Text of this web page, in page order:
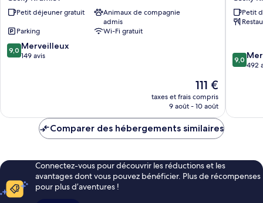
Cesky
Krumlov
Petit déjeuner gratuit
Animaux de compagnie
admis
Parking
Wi-Fi gratuit
9.0
sur
9,0 Merveilleux
149 avis
Le
nouveau
prix
de
111 €
taxes et frais compris
9 août - 10 août
Cesky
Krumlov
Petit
9.0
sur
9,0
492
Comparer des hébergements similaires
Connectez-vous pour découvrir les réductions et les
avantages dont vous pouvez bénéficier. Plus de récompenses
pour plus d’aventures !